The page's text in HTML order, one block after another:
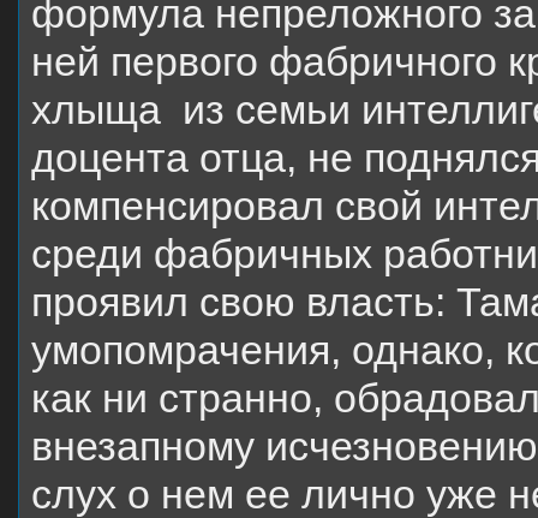
формула непреложного
ней первого фабричного
хлыща из семьи
доцента отца, не
компенсировал свой
среди фабричных
проявил свою власть:
умопомрачения, однако,
как ни странно,
внезапному
слух о нем ее лично уже